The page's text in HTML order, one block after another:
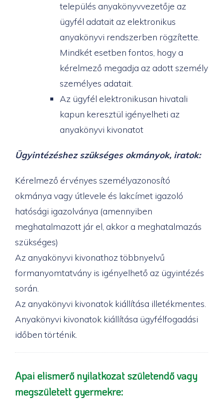
település anyakönyvvezetője az
ügyfél adatait az elektronikus
anyakönyvi rendszerben rögzítette.
Mindkét esetben fontos, hogy a
kérelmező megadja az adott személy
személyes adatait.
Az ügyfél elektronikusan hivatali
kapun keresztül igényelheti az
anyakönyvi kivonatot
Ügyintézéshez szükséges okmányok, iratok:
Kérelmező érvényes személyazonosító
okmánya vagy útlevele és lakcímet igazoló
hatósági igazolványa (amennyiben
meghatalmazott jár el, akkor a meghatalmazás
szükséges)
Az anyakönyvi kivonathoz többnyelvű
formanyomtatvány is igényelhető az ügyintézés
során.
Az anyakönyvi kivonatok kiállítása illetékmentes.
Anyakönyvi kivonatok kiállítása ügyfélfogadási
időben történik.
Apai elismerő nyilatkozat születendő vagy
megszületett gyermekre: